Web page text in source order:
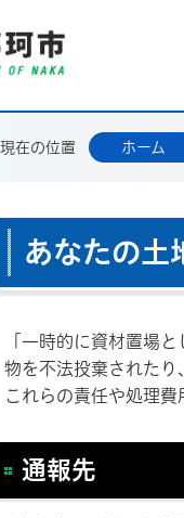
現在の位置 ホーム
あなたの土
「一時的に資材置場
物を不法投棄されたり
これらの責任や処理
通報先